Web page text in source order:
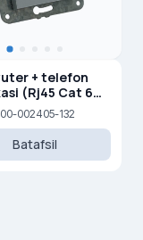
+ telefon
(Rj45 Cat 6
3 )
002405-132
Batafsil